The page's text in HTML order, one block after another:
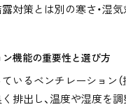
対策とは別の寒さ・湿
機能の重要性と選び方
いるベンチレーション（
排出し、温度や湿度を